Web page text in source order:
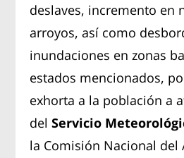
deslaves, incremento en
arroyos, así como
inundaciones en zonas
estados mencionados,
exhorta a la población a
delServicio
la Comisión Nacional del